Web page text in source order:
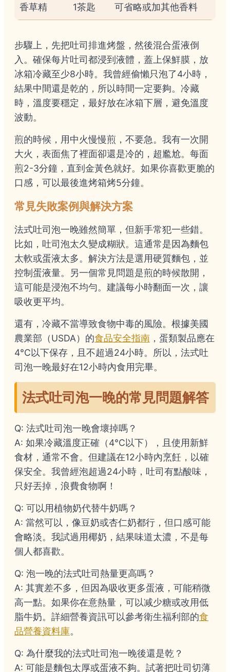
香草精 1茶匙 可省略或加其他香料
步驟上，先把吐司排進烤盤，然後混合蛋液倒
入。確保每片吐司都浸到液體，蓋上保鮮膜，放
冰箱冷藏至少8小時。我曾經偷懶只泡了4小時，
結果中間還是乾的，所以時間一定要夠。冷藏
時，溫度要穩定，最好放在冰箱下層，避免溫度
波動。
煎的時候，用中火慢慢煎，不要急。我有一次開
大火，表面焦了裡面卻還是冷的，超尷尬。每面
煎2-3分鐘，直到金黃色就好。如果你喜歡更脆的
口感，可以最後進烤箱烤5分鐘。
常見失敗案例與解決方案
法式吐司泡一晚雖然簡單，但新手常犯一些錯。
比如，吐司泡太久變成糊狀。這通常是因為麵包
太軟或蛋液太多。解決方法是選用硬質麵包，並
控制蛋液量。另一個常見問題是煎的時候散開，
這可能是浸泡不均勻。建議每小時翻面一次，讓
吸收更平均。
還有，冷藏不當導致食物中毒的風險。根據美國
農業部（USDA）的食品安全指南 ，蛋類製品應在
4°C以下保存，且不超過24小時。所以，法式吐
司泡一晚最好在12小時內食用完畢。
法式吐司泡一晚的常見問題解答
Q: 法式吐司泡一晚會壞掉嗎？
A: 如果冷藏溫度正確（4°C以下），且使用新鮮
食材，通常不會。但建議在12小時內烹飪，以確
保安全。我曾經泡超過24小時，吐司有點酸味，
只好丟掉，浪費食物啊！
Q: 可以用植物奶代替牛奶嗎？
A: 當然可以，像豆奶或杏仁奶都行，但口感可能
會略淡。我試過用椰奶，結果味道太濃，不是每
個人都喜歡。
Q: 泡一晚的法式吐司熱量更高嗎？
A: 其實差不多，但因為吸收更多蛋液，可能稍微
高一點。如果你在意熱量，可以减少糖或改用低
脂牛奶。詳細營養資訊可以參考衛生福利部的食
品營養資料庫。
Q: 為什麼我的法式吐司泡一晚後還是乾？
A: 可能是麵包太厚或蛋液不夠。試著把吐司切薄